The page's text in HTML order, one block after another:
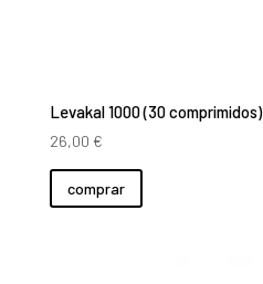
Levakal 1000 (30 comprimidos)
26,00 €
comprar